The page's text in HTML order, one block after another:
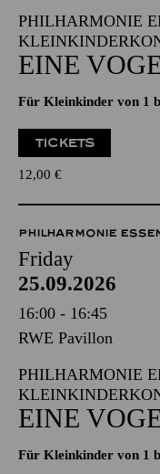
PHILHARMONIE
EINE
Für Kleinkinder von 1
TICKETS
12,00 €
PHILHARMONIE
Friday
25.09.2026
16:00 - 16:45
RWE Pavillon
PHILHARMONIE
EINE
Für Kleinkinder von 1